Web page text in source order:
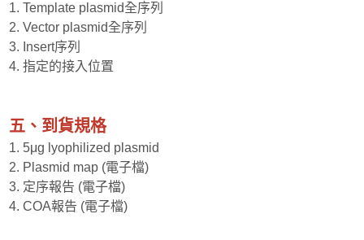
1. Template plasmid全序列
2. Vector plasmid全序列
3. Insert序列
4. 指定的接入位置
五、到貨規格
1. 5μg lyophilized plasmid
2. Plasmid map (電子檔)
3. 定序報告 (電子檔)
4. COA報告 (電子檔)